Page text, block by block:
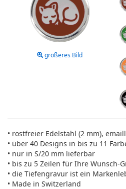
größeres Bild
• rostfreier Edelstahl (2 mm),
• über 40 Designs in bis zu 11
• nur in S/20 mm lieferbar
• bis zu 5 Zeilen für Ihre Wunsch-
• die Tiefengravur ist ein
• Made in Switzerland